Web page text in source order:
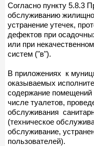
Согласно пункту 5.8.3
обслуживанию
устранение утечек,
дефектов при
или при
систем ("в").
В приложениях к
оказываемых
содержание помещений
числе туалетов,
обслуживания
(техническое
обслуживание,
пользователей).